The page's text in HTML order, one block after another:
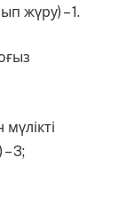
жүру) – 1.
3;